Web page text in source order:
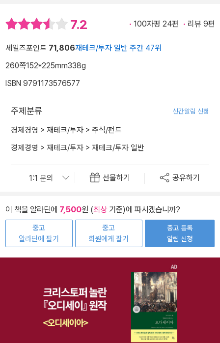
7.2 100자평 24편 리뷰 9편
세일즈포인트 71,806재테크/투자 일반 주간 47위
260쪽152*225mm338g
ISBN 9791173576577
주제분류 신간알림 신청
경제경영 > 재테크/투자 > 주식/펀드
경제경영 > 재테크/투자 > 재테크/투자 일반
선물하기 공유하기
이 책을 알라딘에 7,500원 (최상기준)에 파시겠습니까?
중고
알라딘에 팔기
중고
회원에게 팔기
중고 등록
알림 신청